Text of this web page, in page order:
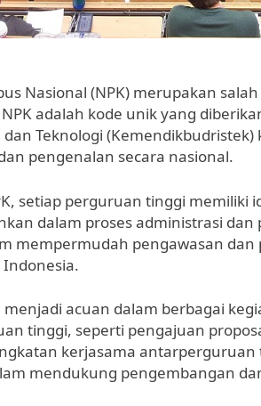
Nasional (NPK) merupakan
adalah kode unik yang
dan Teknologi
pengenalan secara nasional.
setiap perguruan tinggi memiliki
dalam proses administrasi
mempermudah pengawasan
menjadi acuan dalam berbagai
tinggi, seperti pengajuan
kerjasama
mendukung pengembangan